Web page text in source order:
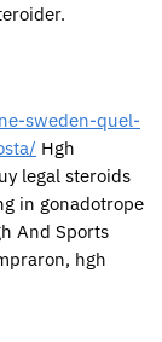
sweden-quel-
Hgh
legal steroids
in gonadotrope
And Sports
hgh